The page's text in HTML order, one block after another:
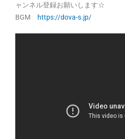
ャンネル登録お願いします☆
BGM
https://dova-s.jp/